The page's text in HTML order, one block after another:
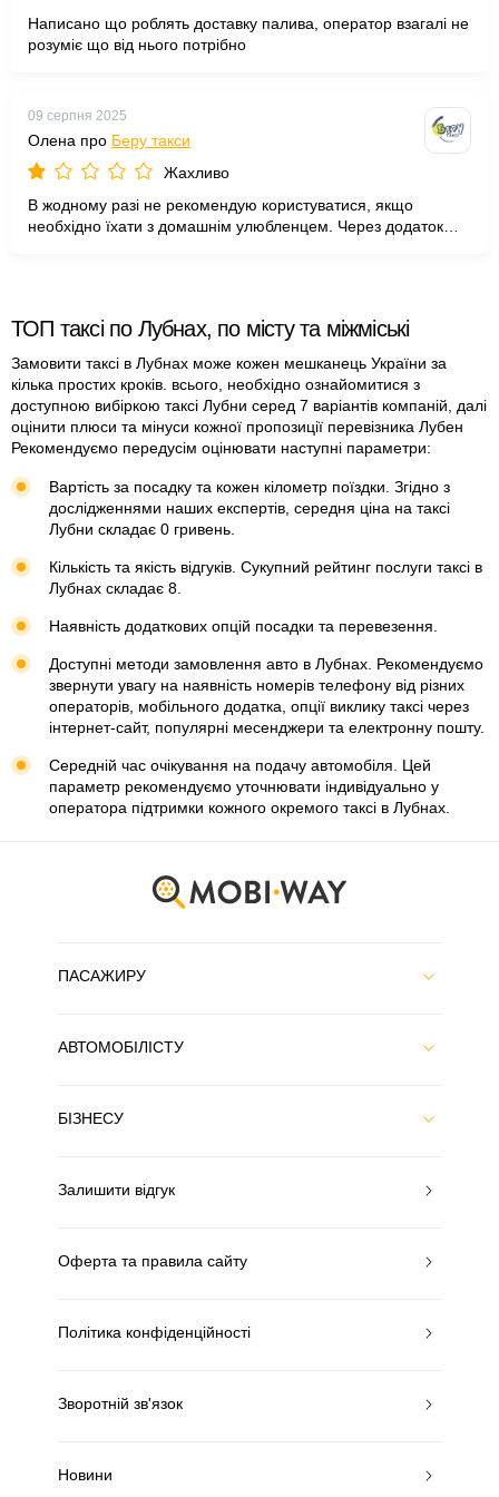
Написано що роблять доставку палива, оператор взагалі не
розуміє що від нього потрібно
09 серпня 2025
Олена про Беру такси
Жахливо
В жодному разі не рекомендую користуватися, якщо
необхідно їхати з домашнім улюбленцем. Через додаток
10 хвилин буде інше авто", а коли водій "іншого авто" також
"ваші проблеми, не вмієте робити замовлення, ідіть
замовляйте деінде". Сервіс - лайно, водії Ford Focus
КА1482ОО і Skoda Fabia КА4276ВК - м-ки.
ТОП таксі по Лубнах, по місту та міжміські
Замовити таксі в Лубнах може кожен мешканець України за
кілька простих кроків. всього, необхідно ознайомитися з
доступною вибіркою таксі Лубни серед 7 варіантів компаній, далі
оцінити плюси та мінуси кожної пропозиції перевізника Лубен
Рекомендуємо передусім оцінювати наступні параметри:
Вартість за посадку та кожен кілометр поїздки. Згідно з
дослідженнями наших експертів, середня ціна на таксі
Лубни складає 0 гривень.
Кількість та якість відгуків. Сукупний рейтинг послуги таксі в
Лубнах складає 8.
Наявність додаткових опцій посадки та перевезення.
Доступні методи замовлення авто в Лубнах. Рекомендуємо
звернути увагу на наявність номерів телефону від різних
операторів, мобільного додатка, опції виклику таксі через
інтернет-сайт, популярні месенджери та електронну пошту.
Середній час очікування на подачу автомобіля. Цей
параметр рекомендуємо уточнювати індивідуально у
оператора підтримки кожного окремого таксі в Лубнах.
ПАСАЖИРУ
АВТОМОБІЛІСТУ
БІЗНЕСУ
Залишити відгук
Оферта та правила сайту
Політика конфіденційності
Зворотній зв'язок
Новини